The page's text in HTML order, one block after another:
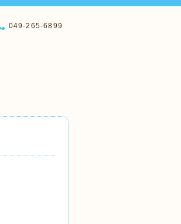
049-265-6899